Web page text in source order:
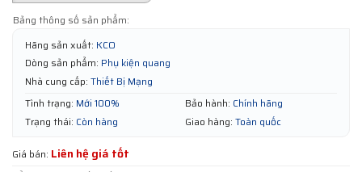
Bảng thông số sản phẩm:
Hãng sản xuất: KCO
Dòng sản phẩm: Phụ kiện quang
Nhà cung cấp: Thiết Bị Mạng
Tình trạng: Mới 100% Bảo hành: Chính hãng
Trạng thái: Còn hàng Giao hàng: Toàn quốc
Giá bán: Liên hệ giá tốt